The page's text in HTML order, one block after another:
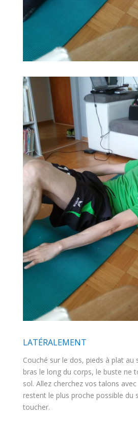
LATÉRALEMENT
Couché sur le dos, pieds à plat au
bras le long du corps, le buste ne
sol. Allez cherchez vos talons
restent le plus proche possible du
toucher.